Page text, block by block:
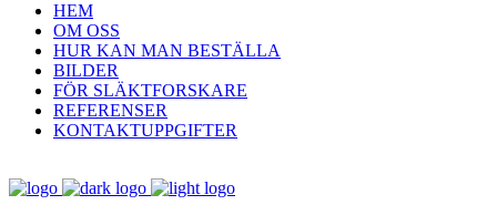
HEM
OM OSS
HUR KAN MAN BESTÄLLA
BILDER
FÖR SLÄKTFORSKARE
REFERENSER
KONTAKTUPPGIFTER